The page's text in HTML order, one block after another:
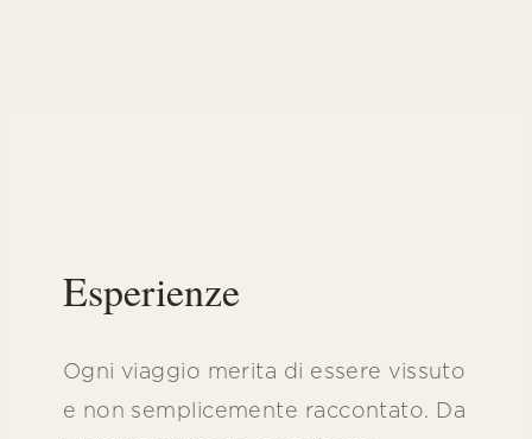
Esperienze
Ogni viaggio merita di essere vissuto
e non semplicemente raccontato. Da